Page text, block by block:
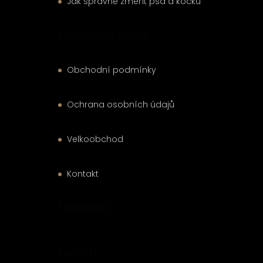
Obchodní podmínky
Ochrana osobních údajů
Velkoobchod
Kontakt